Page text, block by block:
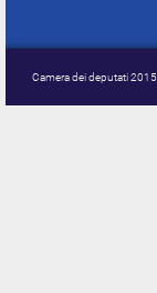
Camera dei deputati